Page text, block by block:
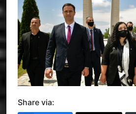
Share via: